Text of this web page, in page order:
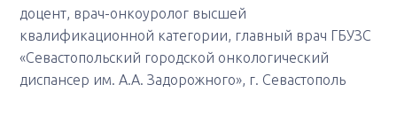
доцент, врач-онкоуролог высшей
квалификационной категории, главный врач ГБУЗС
«Севастопольский городской онкологический
диспансер им. А.А. Задорожного», г. Севастополь